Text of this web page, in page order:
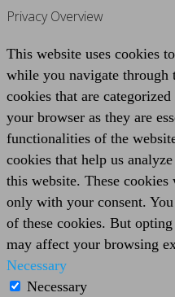
Privacy Overview
This website uses cookies
while you navigate through
cookies that are categorized
your browser as they are
functionalities of the
cookies that help us
this website. These
only with your consent.
of these cookies. But
may affect your browsing
Necessary
Necessary